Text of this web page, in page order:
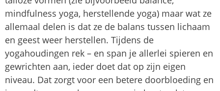
mindfulness yoga, herstellende yoga) maar wat ze
allemaal delen is dat ze de balans tussen lichaam
en geest weer herstellen. Tijdens de
yogahoudingen rek – en span je allerlei spieren en
gewrichten aan, ieder doet dat op zijn eigen
niveau. Dat zorgt voor een betere doorbloeding en